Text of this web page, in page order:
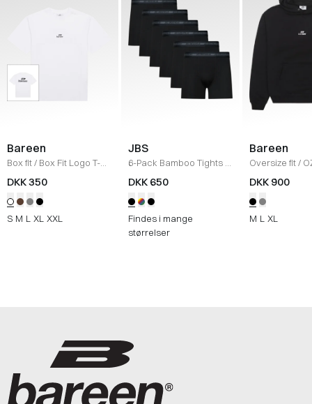
Bareen
Box fit/ Box Fit Logo T-
shirt /WHITE
DKK 350
S M L XL XXL
JBS
6-Pack Bamboo Tights
SORT
DKK 650
Findes i mange
størrelser
Bareen
Oversize fit/
Hættetrøje
DKK 900
M L XL